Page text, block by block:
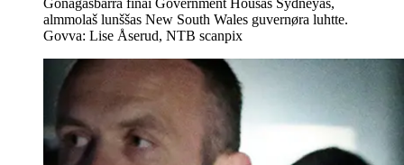
Gonagasbárra finai Government Housas Sydneyas,
almmolaš lunššas New South Wales guvernøra luhtte.
Govva: Lise Åserud, NTB scanpix